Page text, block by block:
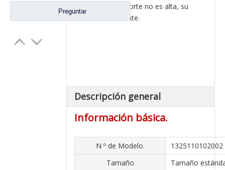
Preguntar
precisión del soporte no es alta, su
efecto es excelente.
Descripción general
Información básica.
N º de Modelo.
Tamaño
Tamaño